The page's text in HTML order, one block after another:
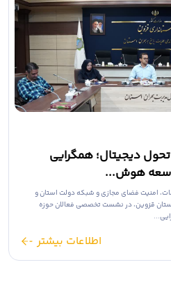
دیجیتال؛ همگرایی
هوش...
امنیت فضای مجازی و شبکه دولت استان و
قزوین، در نشست تخصصی فعالان حوزه
اطلاعات بیشتر